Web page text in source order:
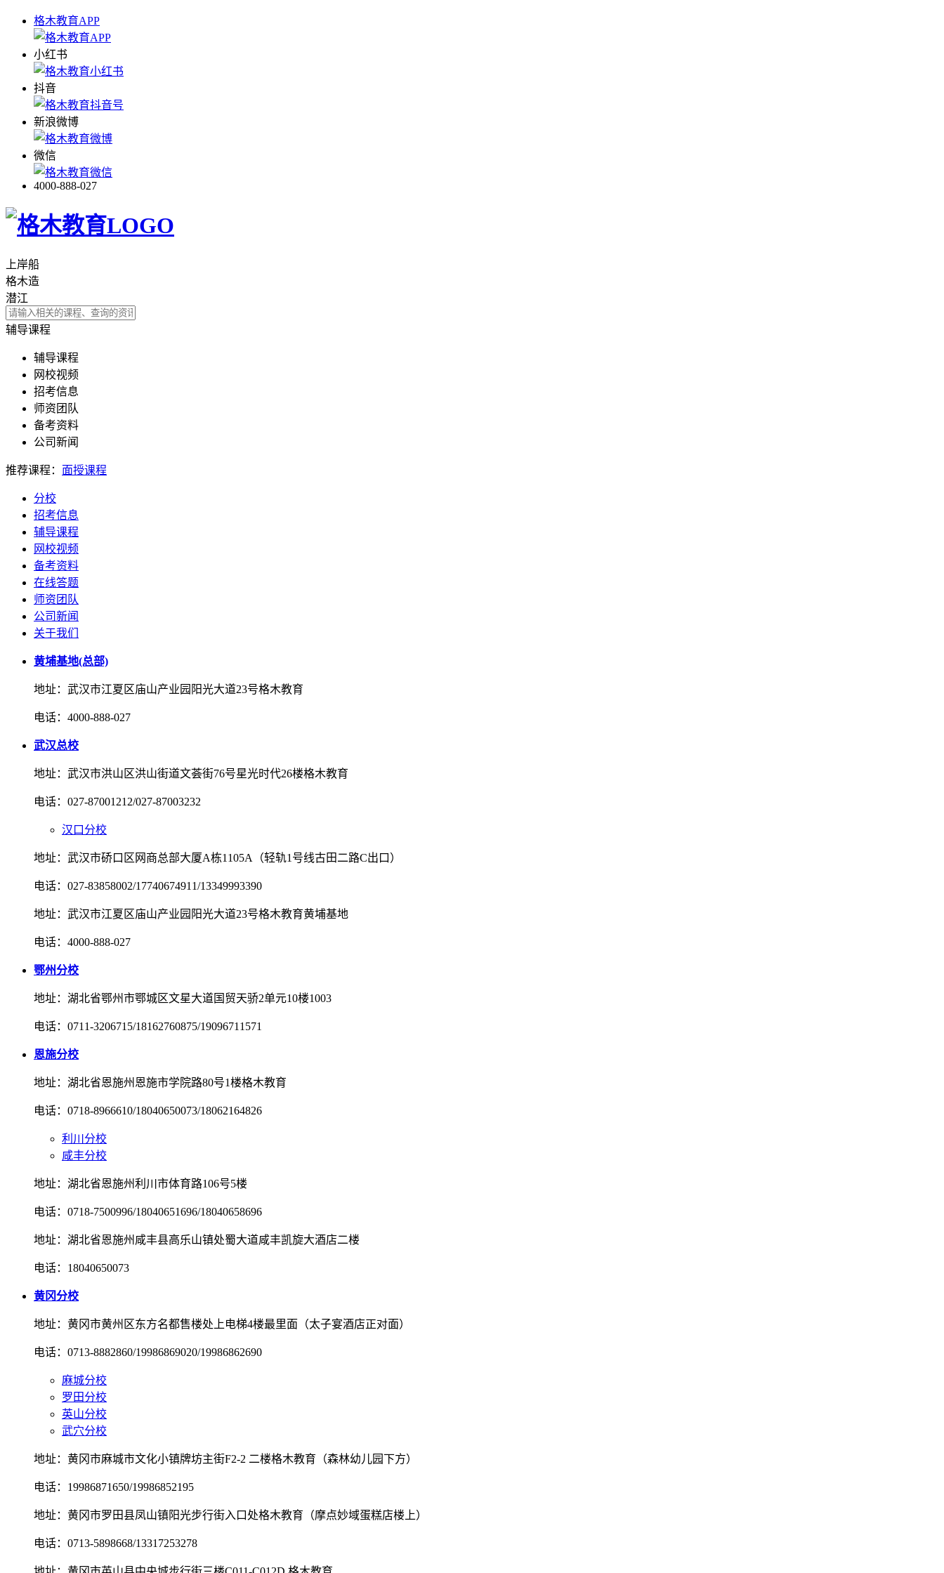
格木教育APP
小红书
抖音
新浪微博
微信
4000-888-027
上岸船
格木造
潜江
辅导课程
辅导课程
网校视频
招考信息
师资团队
备考资料
公司新闻
推荐课程： 面授课程
分校
招考信息
辅导课程
网校视频
备考资料
在线答题
师资团队
公司新闻
关于我们
黄埔基地(总部)
地址：武汉市江夏区庙山产业园阳光大道23号格木教育
电话：4000-888-027
武汉总校
地址：武汉市洪山区洪山街道文荟街76号星光时代26楼格木教育
电话：027-87001212/027-87003232
汉口分校
地址：武汉市硚口区网商总部大厦A栋1105A（轻轨1号线古田二路C出口）
电话：027-83858002/17740674911/13349993390
地址：武汉市江夏区庙山产业园阳光大道23号格木教育黄埔基地
电话：4000-888-027
鄂州分校
地址：湖北省鄂州市鄂城区文星大道国贸天骄2单元10楼1003
电话：0711-3206715/18162760875/19096711571
恩施分校
地址：湖北省恩施州恩施市学院路80号1楼格木教育
电话：0718-8966610/18040650073/18062164826
利川分校
咸丰分校
地址：湖北省恩施州利川市体育路106号5楼
电话：0718-7500996/18040651696/18040658696
地址：湖北省恩施州咸丰县高乐山镇处蜀大道咸丰凯旋大酒店二楼
电话：18040650073
黄冈分校
地址：黄冈市黄州区东方名都售楼处上电梯4楼最里面（太子宴酒店正对面）
电话：0713-8882860/19986869020/19986862690
麻城分校
罗田分校
英山分校
武穴分校
地址：黄冈市麻城市文化小镇牌坊主街F2-2 二楼格木教育（森林幼儿园下方）
电话：19986871650/19986852195
地址：黄冈市罗田县凤山镇阳光步行街入口处格木教育（摩点妙域蛋糕店楼上）
电话：0713-5898668/13317253278